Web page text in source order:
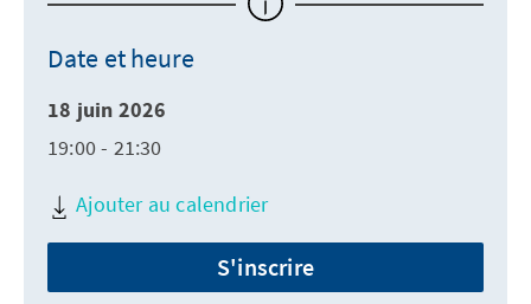
Date et heure
18 juin 2026
19:00 - 21:30
Ajouter au calendrier
S'inscrire